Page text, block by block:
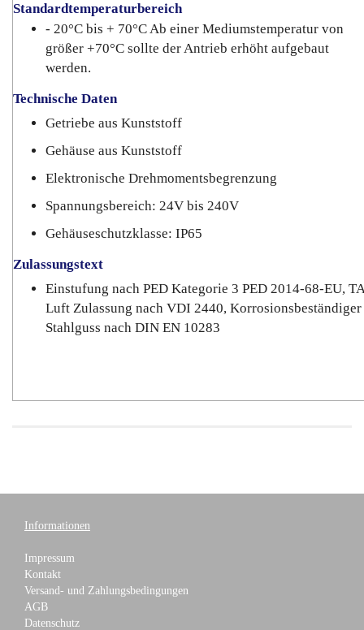
Standardtemperaturbereich
- 20°C bis + 70°C Ab einer Mediumstemperatur von
größer +70°C sollte der Antrieb erhöht aufgebaut
werden.
Technische Daten
Getriebe aus Kunststoff
Gehäuse aus Kunststoff
Elektronische Drehmomentsbegrenzung
Spannungsbereich: 24V bis 240V
Gehäuseschutzklasse: IP65
Zulassungstext
Einstufung nach PED Kategorie 3 PED 2014-68-EU,
Luft Zulassung nach VDI 2440, Korrosionsbeständiger
Stahlguss nach DIN EN 10283
Informationen
Impressum
Kontakt
Versand- und Zahlungsbedingungen
AGB
Datenschutz